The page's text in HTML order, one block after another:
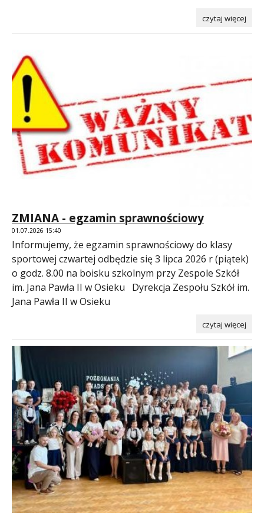
czytaj więcej
ZMIANA - egzamin sprawnościowy
01.07.2026 15:40
Informujemy, że egzamin sprawnościowy do klasy
sportowej czwartej odbędzie się 3 lipca 2026 r (piątek)
o godz. 8.00 na boisku szkolnym przy Zespole Szkół
im. Jana Pawła II w Osieku Dyrekcja Zespołu Szkół im.
Jana Pawła II w Osieku
czytaj więcej